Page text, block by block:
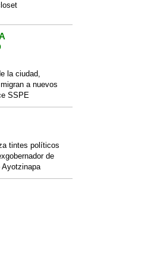
la ciudad,
a nuevos
SSPE
tintes políticos
de
Ayotzinapa